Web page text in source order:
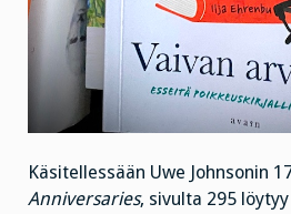
Käsitellessään Uwe Johnsonin
Anniversaries, sivulta 295